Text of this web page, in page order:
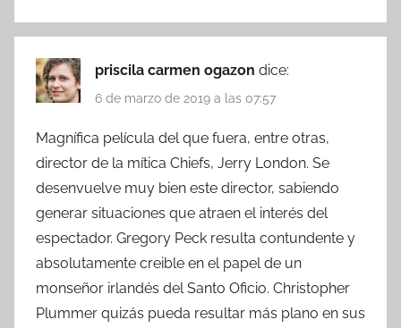
priscila carmen ogazon dice:
6 de marzo de 2019 a las 07:57
Magnífica película del que fuera, entre otras,
director de la mítica Chiefs, Jerry London. Se
desenvuelve muy bien este director, sabiendo
generar situaciones que atraen el interés del
espectador. Gregory Peck resulta contundente y
absolutamente creible en el papel de un
monseñor irlandés del Santo Oficio. Christopher
Plummer quizás pueda resultar más plano en sus